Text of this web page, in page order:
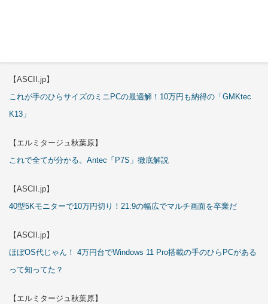
【ASCII.jp】
これが手のひらサイズのミニPCの最適解！10万円も納得の「GMKtec
K13」
【エルミタージュ秋葉原】
これで全てが分かる。Antec「P7S」徹底解説
【ASCII.jp】
40型5Kモニターで10万円切り！21:9の幅広でマルチ画面を卒業だ
【ASCII.jp】
ほぼOS代じゃん！ 4万円台でWindows 11 Pro搭載の手のひらPCがある
って知ってた？
【エルミタージュ秋葉原】